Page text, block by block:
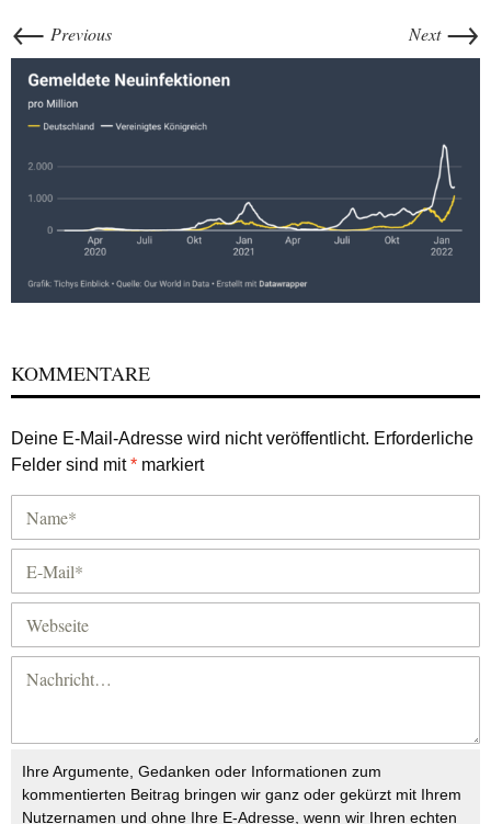
← Previous Next →
KOMMENTARE
Deine E-Mail-Adresse wird nicht veröffentlicht. Erforderliche
Felder sind mit* markiert
Ihre Argumente, Gedanken oder Informationen zum
kommentierten Beitrag bringen wir ganz oder gekürzt mit Ihrem
Nutzernamen und ohne Ihre E-Adresse, wenn wir Ihren echten